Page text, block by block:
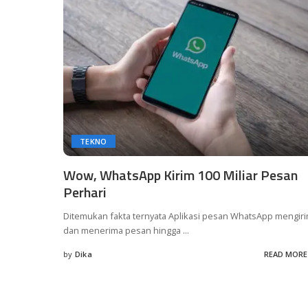
TEKNO
Wow, WhatsApp Kirim 100 Miliar Pesan
Perhari
Ditemukan fakta ternyata Aplikasi pesan WhatsApp
dan menerima pesan hingga ...
Posted
by Dika READ MORE